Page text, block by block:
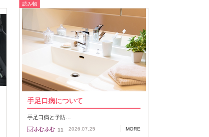
読み物
手足口病について
手足口病と予防…
11 2026.07.25 MORE